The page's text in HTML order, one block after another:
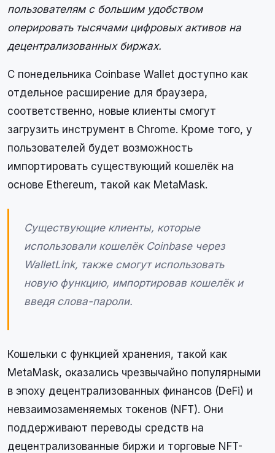
пользователям с большим удобством
оперировать тысячами цифровых активов на
децентрализованных биржах.
С понедельника Coinbase Wallet доступно как
отдельное расширение для браузера,
соответственно, новые клиенты смогут
загрузить инструмент в Chrome. Кроме того, у
пользователей будет возможность
импортировать существующий кошелёк на
основе Ethereum, такой как MetaMask.
Существующие клиенты, которые
использовали кошелёк Coinbase через
WalletLink, также смогут использовать
новую функцию, импортировав кошелёк и
введя слова-пароли.
Кошельки с функцией хранения, такой как
MetaMask, оказались чрезвычайно популярными
в эпоху децентрализованных финансов (DeFi) и
невзаимозаменяемых токенов (NFT). Они
поддерживают переводы средств на
децентрализованные биржи и торговые NFT-